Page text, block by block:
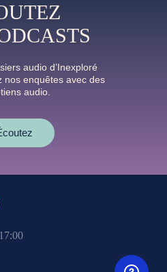
audio d’Inexploré
nos enquêtes avec des
audio.